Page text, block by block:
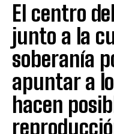
El centro
junto a la
soberanía
apuntar a
hacen